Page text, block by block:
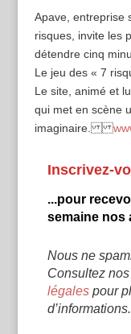
Apave, entreprise
risques, invite les
détendre cinq
Le jeu des « 7
Le site, animé et
qui met en scène
imaginaire.
Inscrivez-
...pour
semaine nos
Nous ne
Consultez nos
légalespour
d’informations.